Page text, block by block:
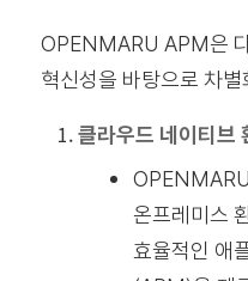
OPENMARU APM은
혁신성을 바탕으로 차
클라우드 네이티브
온프레미스
효율적인 애